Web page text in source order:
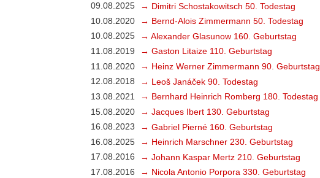
09.08.2025
→ Dimitri Schostakowitsch 50. Todestag
10.08.2020
→ Bernd-Alois Zimmermann 50. Todestag
10.08.2025
→ Alexander Glasunow 160. Geburtstag
11.08.2019
→ Gaston Litaize 110. Geburtstag
11.08.2020
→ Heinz Werner Zimmermann 90. Geburtstag
12.08.2018
→ Leoš Janáček 90. Todestag
13.08.2021
→ Bernhard Heinrich Romberg 180. Todestag
15.08.2020
→ Jacques Ibert 130. Geburtstag
16.08.2023
→ Gabriel Pierné 160. Geburtstag
16.08.2025
→ Heinrich Marschner 230. Geburtstag
17.08.2016
→ Johann Kaspar Mertz 210. Geburtstag
17.08.2016
→ Nicola Antonio Porpora 330. Geburtstag